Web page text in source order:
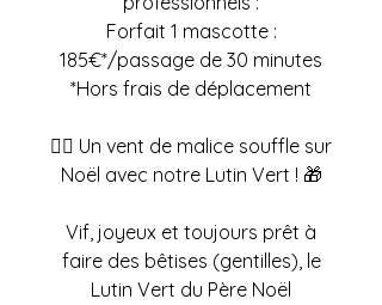
Forfait 1 mascotte :
185€*/passage de 30 minutes
*Hors frais de déplacement
🧝‍♂️ Un vent de malice souffle sur
Noël avec notre Lutin Vert ! 🎁
Vif, joyeux et toujours prêt à
faire des bêtises (gentilles), le
Lutin Vert du Père Noël